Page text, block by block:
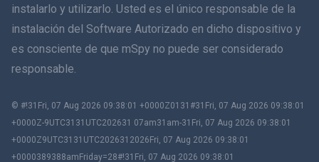
Ελληνικά
Tiếng Việt
Eslovenia
instalarlo y utilizarlo. Usted es el único responsable de la
instalación del Software Autorizado en dicho dispositivo y
es consciente de que mSpy no puede ser considerado
responsable.
© #!31Fri, 07 Aug 2026 09:38:01 +0000Z0131#31Fri, 07 Aug 2026 09:38:01
+0000Z-9UTC3131UTC202631 07am31am-31Fri, 07 Aug 2026 09:38:01
+0000Z9UTC3131UTC2026312026Fri, 07 Aug 2026 09:38:01
+0000389388amFriday=28#!31Fri, 07 Aug 2026 09:38:01